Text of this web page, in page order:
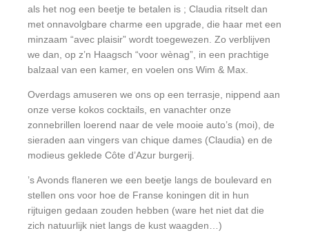
als het nog een beetje te betalen is ; Claudia ritselt dan
met onnavolgbare charme een upgrade, die haar met een
minzaam “avec plaisir” wordt toegewezen. Zo verblijven
we dan, op z’n Haagsch “voor wènag”, in een prachtige
balzaal van een kamer, en voelen ons Wim & Max.
Overdags amuseren we ons op een terrasje, nippend aan
onze verse kokos cocktails, en vanachter onze
zonnebrillen loerend naar de vele mooie auto’s (moi), de
sieraden aan vingers van chique dames (Claudia) en de
modieus geklede Côte d’Azur burgerij.
’s Avonds flaneren we een beetje langs de boulevard en
stellen ons voor hoe de Franse koningen dit in hun
rijtuigen gedaan zouden hebben (ware het niet dat die
zich natuurlijk niet langs de kust waagden…)